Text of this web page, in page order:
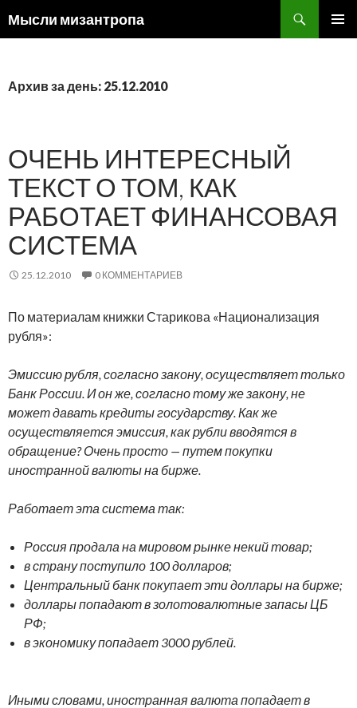
Мысли мизантропа
Архив за день: 25.12.2010
ОЧЕНЬ ИНТЕРЕСНЫЙ
ТЕКСТ О ТОМ, КАК
РАБОТАЕТ ФИНАНСОВАЯ
СИСТЕМА
25.12.2010 0 КОММЕНТАРИЕВ
По материалам книжки Старикова «Национализация
рубля»:
Эмиссию рубля, согласно закону, осуществляет только
Банк России. И он же, согласно тому же закону, не
может давать кредиты государству. Как же
осуществляется эмиссия, как рубли вводятся в
обращение? Очень просто — путем покупки
иностранной валюты на бирже.
Работает эта система так:
Россия продала на мировом рынке некий товар;
в страну поступило 100 долларов;
Центральный банк покупает эти доллары на бирже;
доллары попадают в золотовалютные запасы ЦБ
РФ;
в экономику попадает 3000 рублей.
Иными словами, иностранная валюта попадает в